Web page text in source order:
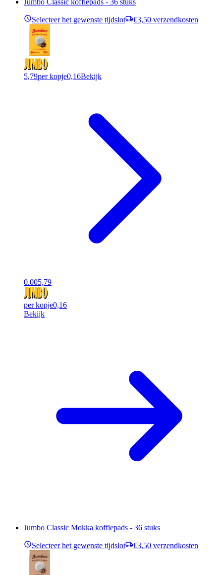
Selecteer het gewenste tijdslot €3,50 verzendkosten
5,79per kopje0,16Bekijk
0.005,79
per kopje0,16
Bekijk
Jumbo Classic Mokka koffiepads - 36 stuks
Selecteer het gewenste tijdslot €3,50 verzendkosten